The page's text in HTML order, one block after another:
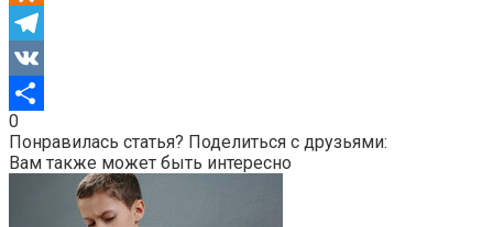
Odnoklassniki
Telegram
VK
Отправить
0
Понравилась статья? Поделиться с друзьями:
Вам также может быть интересно